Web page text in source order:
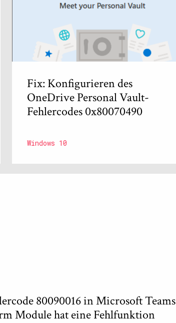
Fix: Konfigurieren des
OneDrive Personal Vault-
Fehlercodes 0x80070490
Windows 10
80090016 in Microsoft Teams
Module hat eine Fehlfunktion